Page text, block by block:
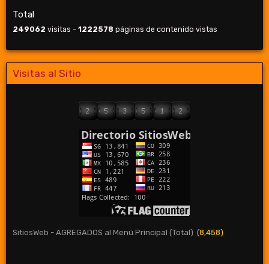
Total
249062 visitas - 1222578 páginas de contenido vistas
Visitas al Sitio
SitiosWeb - AGREGADOS al Menú Principal (Total) (8,458)